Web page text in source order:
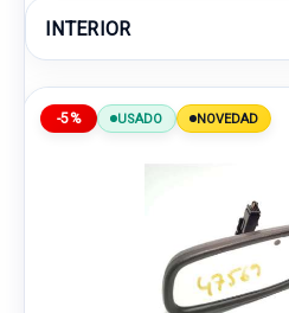
INTERIOR
-5% USADO NOVEDAD